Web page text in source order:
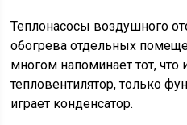
Теплонасосы воздушного
обогрева отдельных
многом напоминает тот, что
тепловентилятор, только
играет конденсатор.